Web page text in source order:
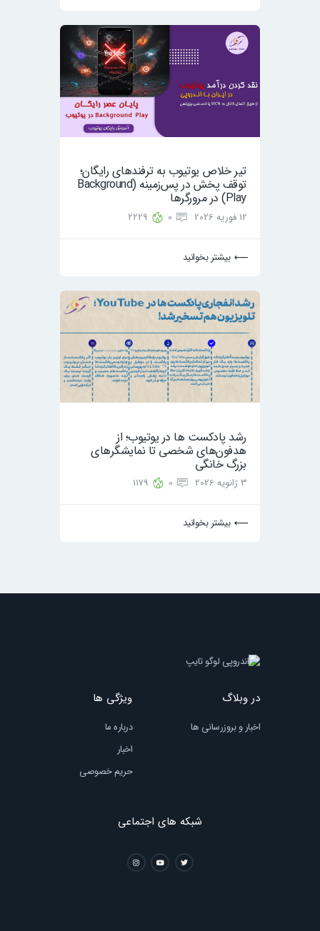
تیر خلاص یوتیوب به ترفندهای رایگان؛
توقف پخش در پس‌زمینه (Background
Play) در مرورگرها
12 فوریه 2026 0
2229
بیشتر بخوانید
رشد پادکست ها در یوتیوب؛ از
هدفون‌های شخصی تا نمایشگرهای
بزرگ خانگی
3 ژانویه 2026 0
1179
بیشتر بخوانید
در وبلاگ
اخبار و بروزرسانی ها
ویژگی ها
درباره ما
اخبار
حریم خصوصی
شبکه های اجتماعی